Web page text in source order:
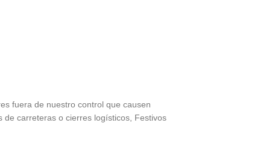
fuera de nuestro control que causen
carreteras o cierres logísticos, Festivos